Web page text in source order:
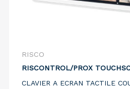
RISCO
RISCONTROL/PROX
CLAVIER A ECRAN TACTILE